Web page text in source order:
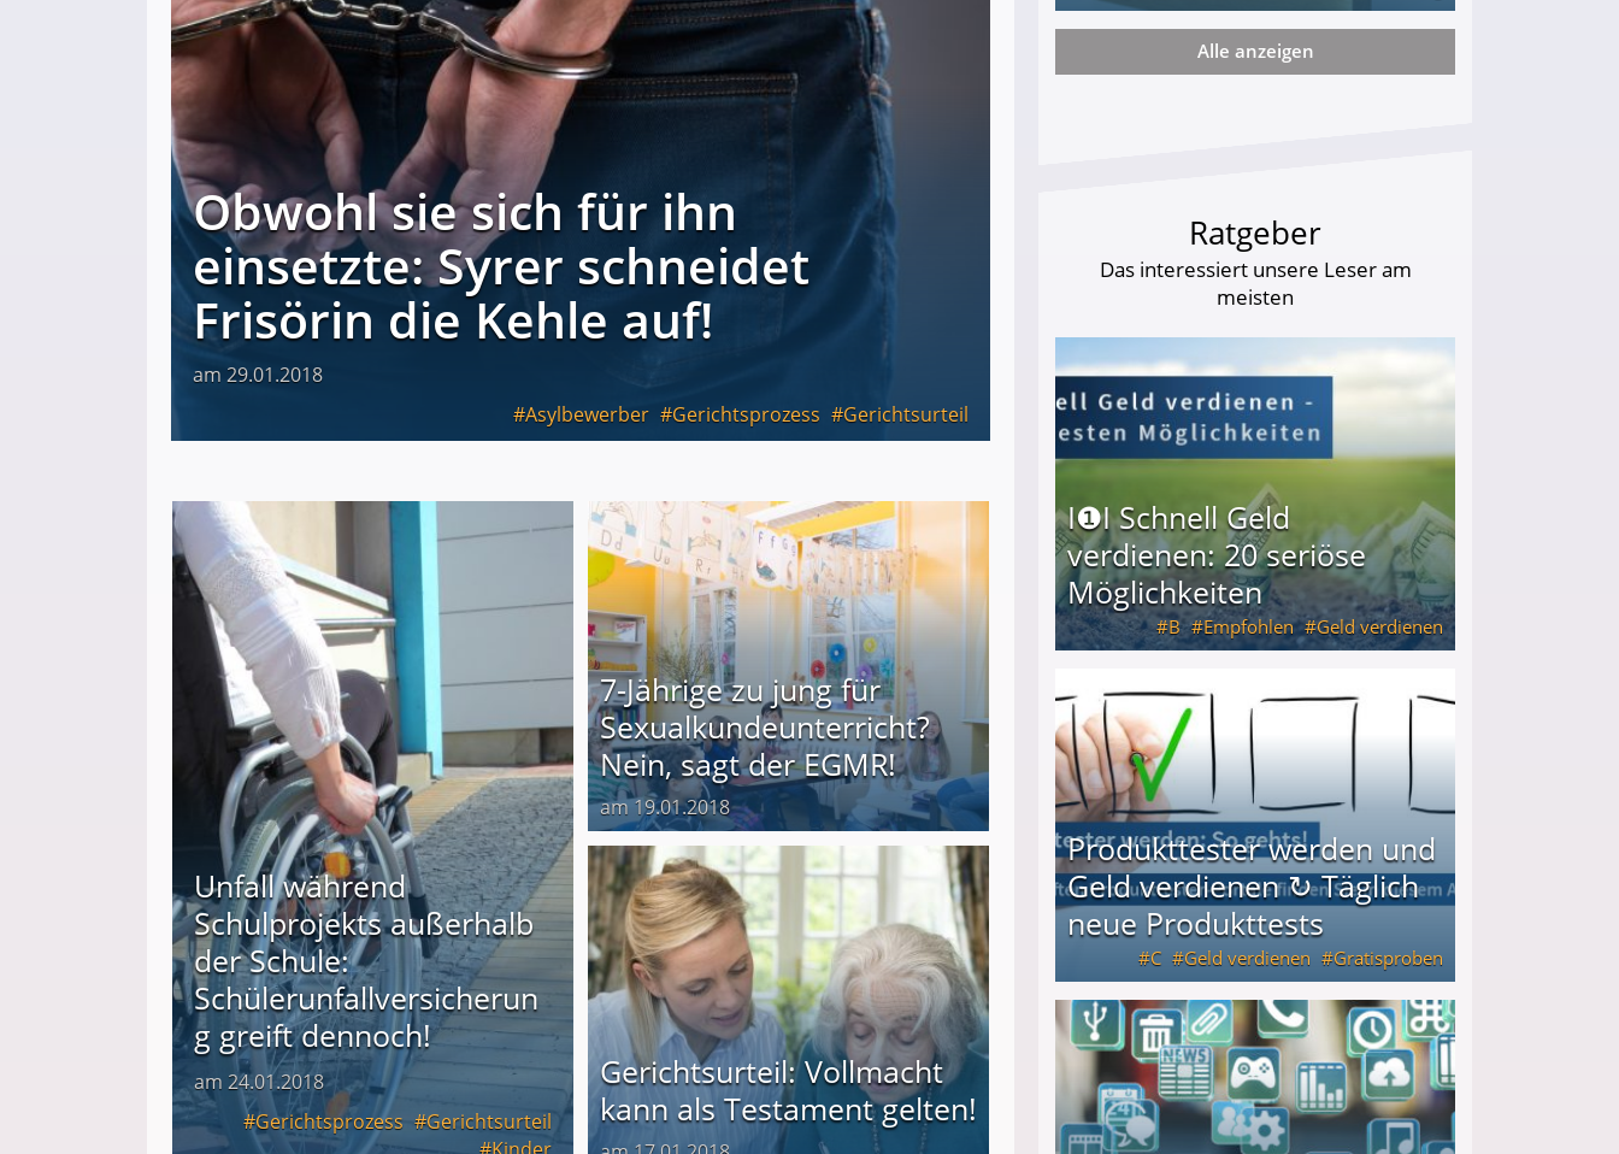
Obwohl sie sich für ihn
einsetzte: Syrer schneidet
Frisörin die Kehle auf!
am 29.01.2018
Asylbewerber
Gerichtsprozess Gerichtsurteil
Unfall während
Schulprojekts außerhalb
der Schule:
Schülerunfallversicherun
g greift dennoch!
am 24.01.2018
Gerichtsprozess
Gerichtsurteil
7-Jährige zu jung für
Sexualkundeunterricht?
Nein, sagt der EGMR!
am 19.01.2018
Gerichtsurteil: Vollmacht
kann als Testament gelten!
Arbeitslosengeld: Wofür bekommt man es und wie viel?
Alle anzeigen
Ratgeber
Das interessiert unsere Leser am
meisten
I❶I Schnell Geld
verdienen: 20 seriöse
Möglichkeiten
B Empfohlen Geld verdienen
I❶I Schnell Geld verdienen: 20 seriöse Möglichkeiten
Produkttester werden und
Geld verdienen ↻ Täglich
neue Produkttests
C Geld verdienen Gratisproben
Produkttester werden und Geld verdienen ↻ Täglich neue Produkttests